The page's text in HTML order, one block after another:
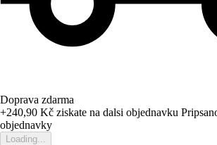
Doprava zdarma
+240,90 Kč ziskate na dalsi objednavku
objednavky
Loading...